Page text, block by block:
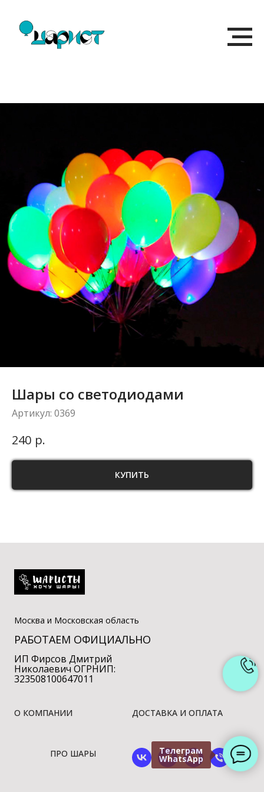
Телеграм
WhatsApp
Шары со светодиодами
Артикул: 0369
240 р.
КУПИТЬ
Москва и Московская область
РАБОТАЕМ ОФИЦИАЛЬНО
ИП Фирсов Дмитрий
Николаевич ОГРНИП:
323508100647011
О КОМПАНИИ ДОСТАВКА И ОПЛАТА
ПРО ШАРЫ